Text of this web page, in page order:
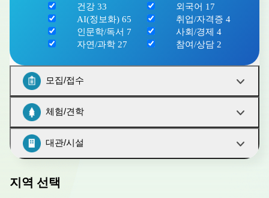
건강 33 외국어 17
AI(정보화) 65 취업/자격증 4
인문학/독서 7 사회/경제 4
자연/과학 27 참여/상담 2
모집/접수
체험/견학
대관/시설
지역 선택